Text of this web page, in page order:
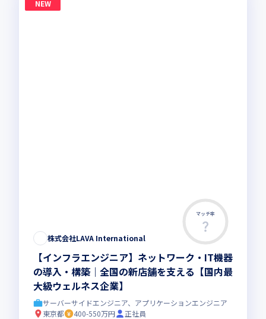
NEW
マッチ率
株式会社LAVA International
【インフラエンジニア】ネットワーク・IT機器
の導入・構築｜全国の新店舗を支える【国内最
大級ウェルネス企業】
サーバーサイドエンジニア、アプリケーションエンジニア
東京都
400-550万円
正社員